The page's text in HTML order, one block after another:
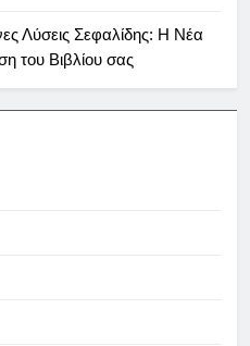
Λύσεις Σεφαλίδης: Η Νέα
του Βιβλίου σας